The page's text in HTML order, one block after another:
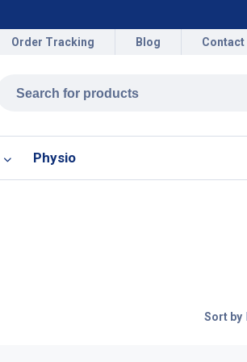
Order Tracking Blog Contact
Physio
Sort by